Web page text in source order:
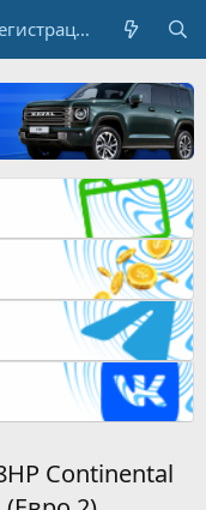
Регистрация
Continental